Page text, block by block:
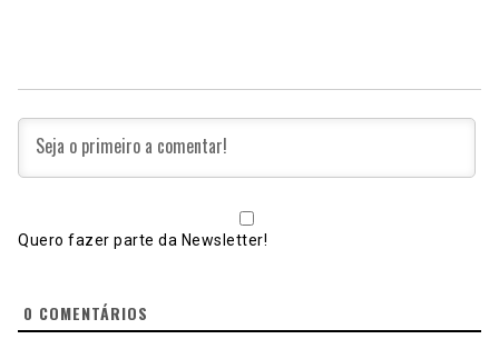
Quero fazer parte da Newsletter!
0 COMENTÁRIOS